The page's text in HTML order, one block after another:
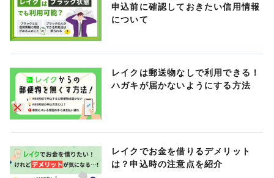
申込前に確認しておきたい信用情報
について
レイクは郵送物なしで利用できる！
ハガキが届かないようにする方法
レイクでお金を借りるデメリット
は？申込時の注意点を紹介